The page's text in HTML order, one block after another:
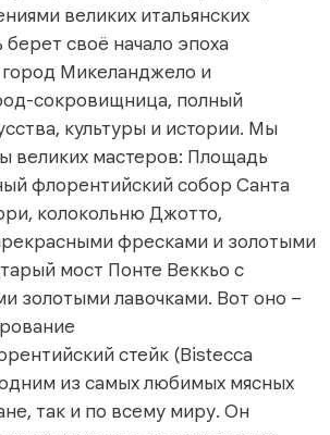
великих итальянских
своё начало эпоха
город Микеланджело и
сокровищница, полный
культуры и истории. Мы
великих мастеров: Площадь
флорентийский собор Санта
колокольню Джотто,
фресками и золотыми
мост Понте Веккьо с
золотыми лавочками. Вот оно –
стейк (Bistecca
из самых любимых мясных
так и по всему миру. Он